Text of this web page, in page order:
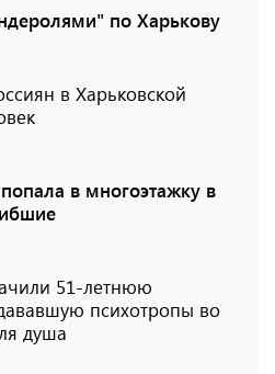
по Харькову
в Харьковской
в многоэтажку в
51-летнюю
психотропы во
душа